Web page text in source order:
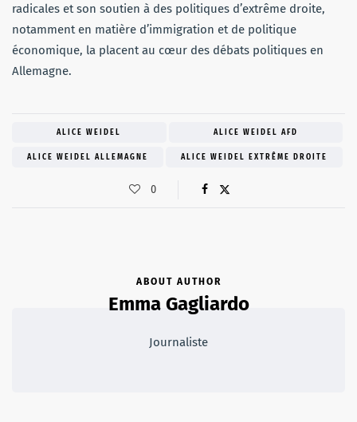
radicales et son soutien à des politiques d’extrême droite,
notamment en matière d’immigration et de politique
économique, la placent au cœur des débats politiques en
Allemagne.
ALICE WEIDEL ALICE WEIDEL AFD
ALICE WEIDEL ALLEMAGNE ALICE WEIDEL EXTRÊME DROITE
0
ABOUT AUTHOR
Emma Gagliardo
Journaliste